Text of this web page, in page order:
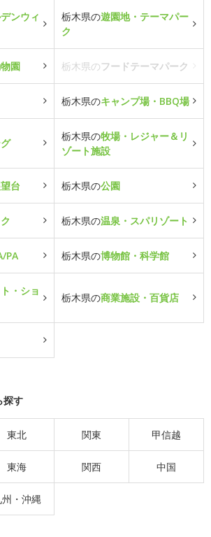
ンウィ
栃木県の遊園地・テーマパー
ク
園 栃木県のフードテーマパーク
栃木県のキャンプ場・BBQ場
栃木県の牧場・レジャー＆リ
ゾート施設
台 栃木県の公園
栃木県の温泉・スパリゾート
PA 栃木県の博物館・科学館
・ショ
栃木県の商業施設・百貨店
探す
東北 関東 甲信越
東海 関西 中国
州・沖縄